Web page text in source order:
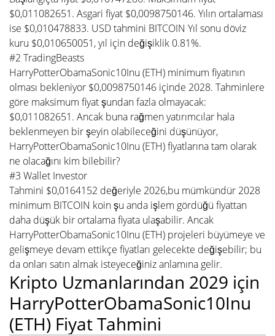
$0,011082651. Asgari fiyat $0,0098750146. Yılın ortalaması
ise $0,010478833. USD tahmini BITCOIN Yıl sonu döviz
kuru $0,010650051, yıl için değişiklik 0.81%.
#2 TradingBeasts
HarryPotterObamaSonic10Inu (ETH) minimum fiyatının
olması bekleniyor $0,0098750146 içinde 2028. Tahminlere
göre maksimum fiyat şundan fazla olmayacak:
$0,011082651. Ancak buna rağmen yatırımcılar hala
beklenmeyen bir şeyin olabileceğini düşünüyor,
HarryPotterObamaSonic10Inu (ETH) fiyatlarına tam olarak
ne olacağını kim bilebilir?
#3 Wallet Investor
Tahmini $0,0164152 değeriyle 2026,bu mümkündür 2028
minimum BITCOIN koin şu anda işlem gördüğü fiyattan
daha düşük bir ortalama fiyata ulaşabilir. Ancak
HarryPotterObamaSonic10Inu (ETH) projeleri büyümeye ve
gelişmeye devam ettikçe fiyatları gelecekte değişebilir; bu
da onları satın almak isteyeceğiniz anlamına gelir.
Kripto Uzmanlarından 2029 için
HarryPotterObamaSonic10Inu
(ETH) Fiyat Tahmini